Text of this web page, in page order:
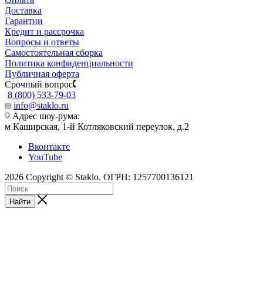
Доставка
Гарантии
Кредит и рассрочка
Вопросы и ответы
Самостоятельная сборка
Политика конфиденциальности
Публичная оферта
Срочный вопрос
8 (800) 533-79-03
info@staklo.ru
Адрес шоу-рума:
м Каширская, 1-й Котляковский переулок, д.2
Вконтакте
YouTube
2026 Copyright © Staklo. ОГРН: 1257700136121
Найти